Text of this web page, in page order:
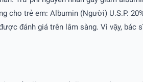
trẻ em: Albumin (Người) U.S.P.
đánh giá trên lâm sàng. Vì vậy,